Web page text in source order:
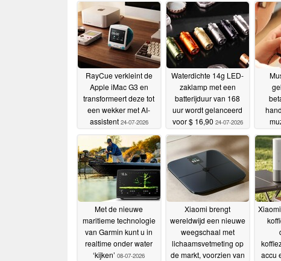
RayCue verkleint de
Apple iMac G3 en
transformeert deze tot
een wekker met AI-
assistent 24-07-2026
Waterdichte 14g LED-
zaklamp met een
batterijduur van 168
uur wordt gelanceerd
voor $ 16,90 24-07-2026
Met de nieuwe
maritieme technologie
van Garmin kunt u in
realtime onder water
‘kijken’ 08-07-2026
Xiaomi brengt
wereldwijd een nieuwe
weegschaal met
lichaamsvetmeting op
de markt, voorzien van
accu